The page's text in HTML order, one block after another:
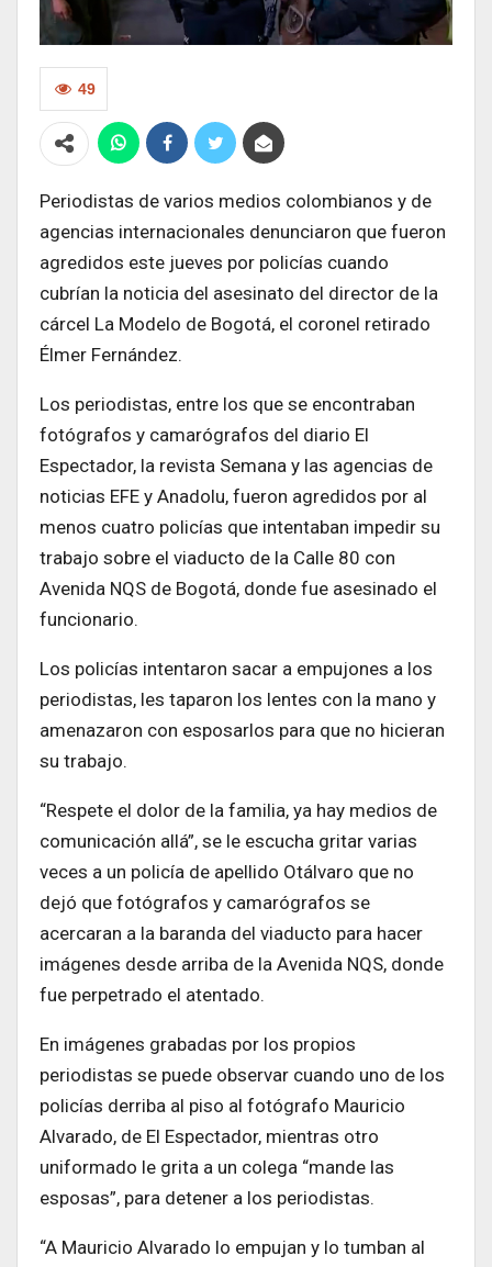
49
Periodistas de varios medios colombianos y de
agencias internacionales denunciaron que fueron
agredidos este jueves por policías cuando
cubrían la noticia del asesinato del director de la
cárcel La Modelo de Bogotá, el coronel retirado
Élmer Fernández.
Los periodistas, entre los que se encontraban
fotógrafos y camarógrafos del diario El
Espectador, la revista Semana y las agencias de
noticias EFE y Anadolu, fueron agredidos por al
menos cuatro policías que intentaban impedir su
trabajo sobre el viaducto de la Calle 80 con
Avenida NQS de Bogotá, donde fue asesinado el
funcionario.
Los policías intentaron sacar a empujones a los
periodistas, les taparon los lentes con la mano y
amenazaron con esposarlos para que no hicieran
su trabajo.
“Respete el dolor de la familia, ya hay medios de
comunicación allá”, se le escucha gritar varias
veces a un policía de apellido Otálvaro que no
dejó que fotógrafos y camarógrafos se
acercaran a la baranda del viaducto para hacer
imágenes desde arriba de la Avenida NQS, donde
fue perpetrado el atentado.
En imágenes grabadas por los propios
periodistas se puede observar cuando uno de los
policías derriba al piso al fotógrafo Mauricio
Alvarado, de El Espectador, mientras otro
uniformado le grita a un colega “mande las
esposas”, para detener a los periodistas.
“A Mauricio Alvarado lo empujan y lo tumban al